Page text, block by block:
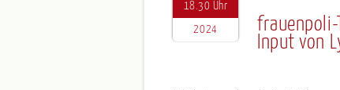
18.30 Uhr
2024
frauenpoli-
Input von